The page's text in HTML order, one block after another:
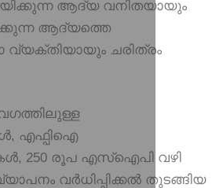
ആദ്യ വനിതയായും
ആദ്യത്തെ
ചരിത്രം
എഫ്പിഐ
250 രൂപ എസ്ഐപി വഴി
വർധിപ്പിക്കൽ തുടങ്ങിയ